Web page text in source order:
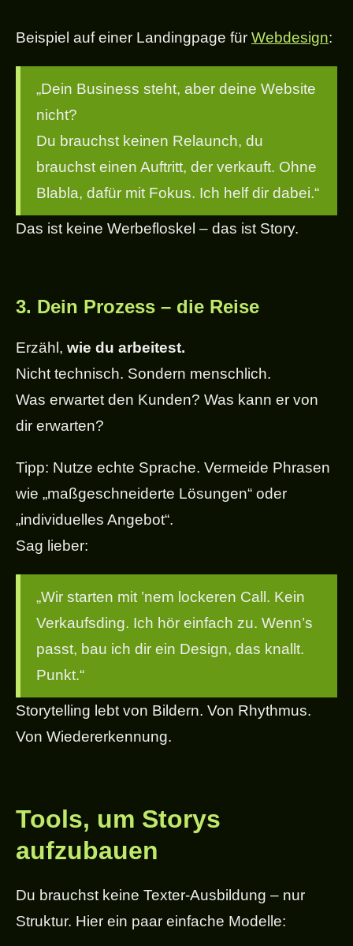
Beispiel auf einer Landingpage für Webdesign:
„Dein Business steht, aber deine Website
nicht?
Du brauchst keinen Relaunch, du
brauchst einen Auftritt, der verkauft. Ohne
Blabla, dafür mit Fokus. Ich helf dir dabei.“
Das ist keine Werbefloskel – das ist Story.
3. Dein Prozess – die Reise
Erzähl, wie du arbeitest.
Nicht technisch. Sondern menschlich.
Was erwartet den Kunden? Was kann er von
dir erwarten?
Tipp: Nutze echte Sprache. Vermeide Phrasen
wie „maßgeschneiderte Lösungen“ oder
„individuelles Angebot“.
Sag lieber:
„Wir starten mit ’nem lockeren Call. Kein
Verkaufsding. Ich hör einfach zu. Wenn’s
passt, bau ich dir ein Design, das knallt.
Punkt.“
Storytelling lebt von Bildern. Von Rhythmus.
Von Wiedererkennung.
Tools, um Storys
aufzubauen
Du brauchst keine Texter-Ausbildung – nur
Struktur. Hier ein paar einfache Modelle: